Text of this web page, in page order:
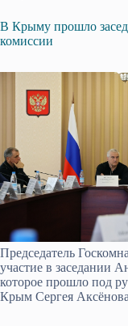
В Крыму прошло
комиссии
Председатель
участие в заседании
которое прошло под
Крым Сергея